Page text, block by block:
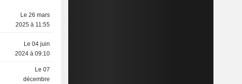
Le 26 mars
2025 à 11:55
Le 04 juin
2024 à 09:10
Le 07
décembre